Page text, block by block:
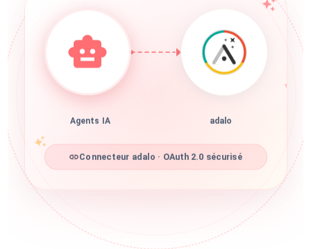
Agents IA adalo
Connecteur adalo · OAuth 2.0 sécurisé